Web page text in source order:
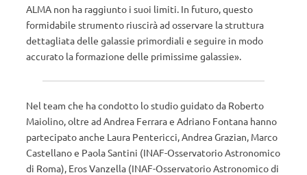
ALMA non ha raggiunto i suoi limiti. In futuro, questo
formidabile strumento riuscirà ad osservare la struttura
dettagliata delle galassie primordiali e seguire in modo
accurato la formazione delle primissime galassie».
Nel team che ha condotto lo studio guidato da Roberto
Maiolino, oltre ad Andrea Ferrara e Adriano Fontana hanno
partecipato anche Laura Pentericci, Andrea Grazian, Marco
Castellano e Paola Santini (INAF-Osservatorio Astronomico
di Roma), Eros Vanzella (INAF-Osservatorio Astronomico di